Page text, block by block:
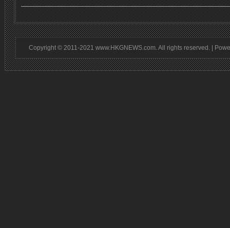
Copyright © 2011-2021 www.HKGNEWS.com. All rights reserved. |